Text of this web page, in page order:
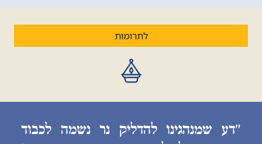
לתרומות
״דע שמנהגינו להדליק נר נשמה לכבוד